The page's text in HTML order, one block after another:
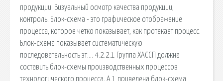
продукции. Визуальный осмотр качества продукции,
контроль. Блок-схема - это графическое отображение
процесса, которое четко показывает, как протекает процесс.
Блок-схема показывает систематическую
последовательность эт…. 4.2.2.1 Группа ХАССП должна
составить блок-схемы производственных процессов
технологического процесса, А.1 приведена блок-схема